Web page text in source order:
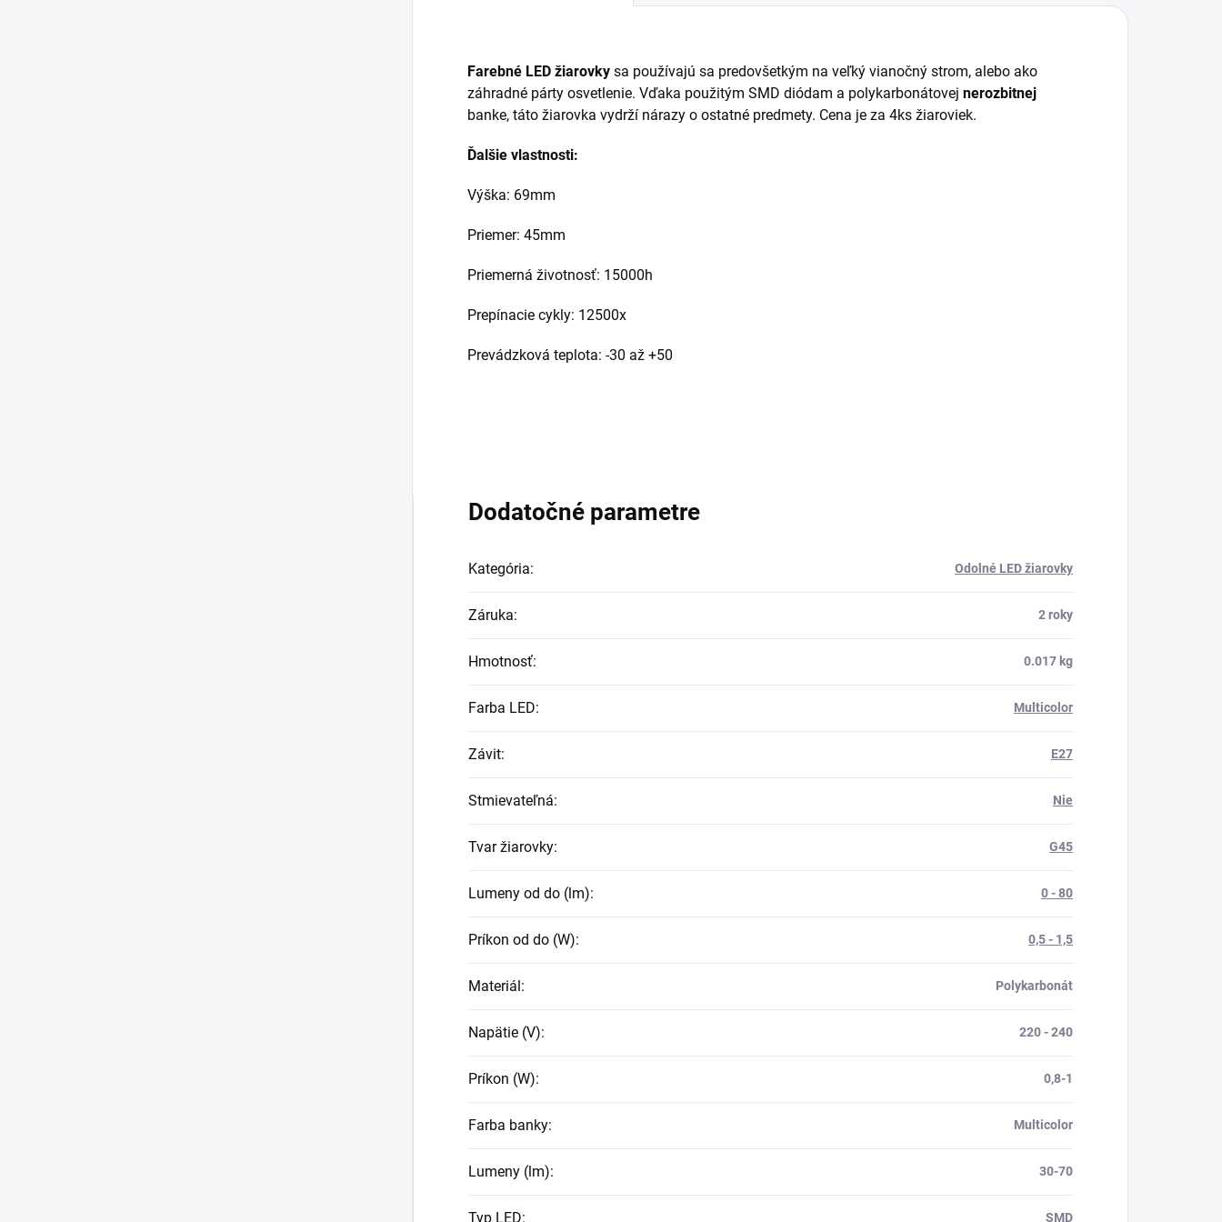
Farebné LED žiarovky sa používajú sa predovšetkým na veľký vianočný strom, alebo ako
záhradné párty osvetlenie. Vďaka použitým SMD diódam a polykarbonátovej nerozbitnej
banke, táto žiarovka vydrží nárazy o ostatné predmety. Cena je za 4ks žiaroviek.
Ďalšie vlastnosti:
Výška: 69mm
Priemer: 45mm
Priemerná životnosť: 15000h
Prepínacie cykly: 12500x
Prevádzková teplota: -30 až +50
Dodatočné parametre
Kategória: Odolné LED žiarovky
Záruka: 2 roky
Hmotnosť: 0.017 kg
Farba LED: Multicolor
Závit: E27
Stmievateľná: Nie
Tvar žiarovky: G45
Lumeny od do (lm): 0 - 80
Príkon od do (W): 0,5 - 1,5
Materiál : Polykarbonát
Napätie (V): 220 - 240
Príkon (W): 0,8-1
Farba banky: Multicolor
Lumeny (lm): 30-70
Typ LED: SMD